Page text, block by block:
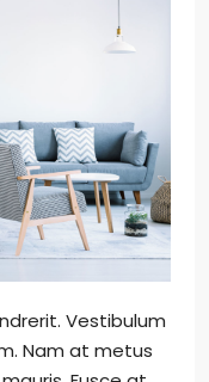
Vestibulum
Nam at metus